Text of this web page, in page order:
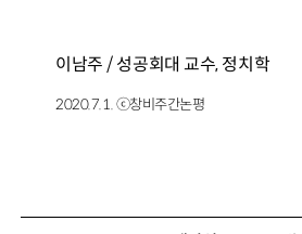
이남주 / 성공회대 교수, 정치학
2020.7.1. ⓒ창비주간논평